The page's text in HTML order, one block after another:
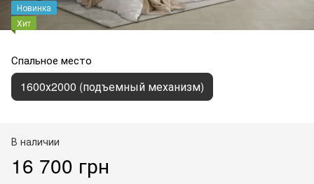
Новинка
Хит
Спальное место
1600х2000 (подъемный механизм)
В наличии
16 700 грн